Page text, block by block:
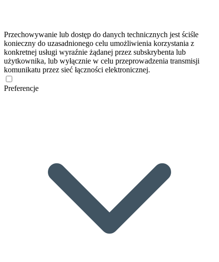
Przechowywanie lub dostęp do danych technicznych jest ściśle
konieczny do uzasadnionego celu umożliwienia korzystania z
konkretnej usługi wyraźnie żądanej przez subskrybenta lub
użytkownika, lub wyłącznie w celu przeprowadzenia transmisji
komunikatu przez sieć łączności elektronicznej.
Preferencje